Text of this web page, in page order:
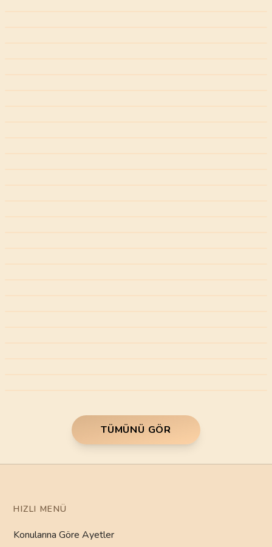
TÜMÜNÜ GÖR
HIZLI MENÜ
Konularına Göre Ayetler